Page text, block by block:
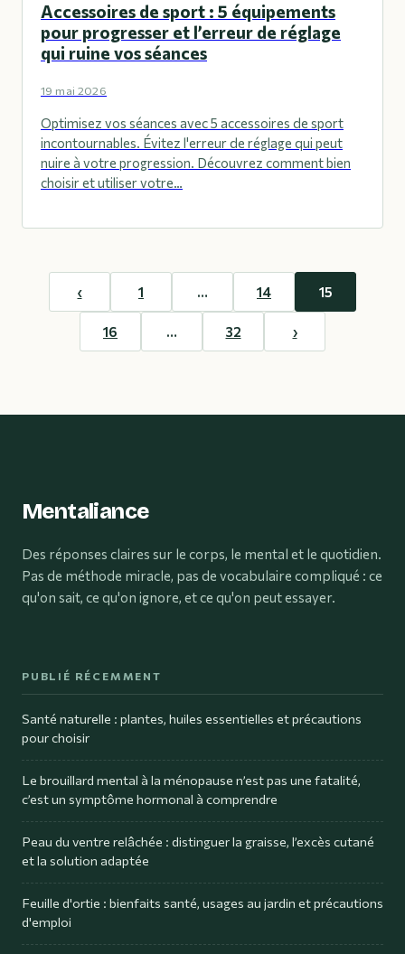
Accessoires de sport : 5 équipements
pour progresser et l’erreur de réglage
qui ruine vos séances
19 mai 2026
Optimisez vos séances avec 5 accessoires de sport
incontournables. Évitez l'erreur de réglage qui peut
nuire à votre progression. Découvrez comment bien
choisir et utiliser votre…
‹ 1 … 14 15
16 … 32 ›
Mentaliance
Des réponses claires sur le corps, le mental et le quotidien.
Pas de méthode miracle, pas de vocabulaire compliqué : ce
qu'on sait, ce qu'on ignore, et ce qu'on peut essayer.
PUBLIÉ RÉCEMMENT
Santé naturelle : plantes, huiles essentielles et précautions
pour choisir
Le brouillard mental à la ménopause n’est pas une fatalité,
c’est un symptôme hormonal à comprendre
Peau du ventre relâchée : distinguer la graisse, l’excès cutané
et la solution adaptée
Feuille d'ortie : bienfaits santé, usages au jardin et précautions
d'emploi